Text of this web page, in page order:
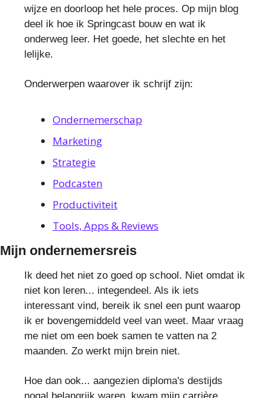
wijze en doorloop het hele proces. Op mijn blog
deel ik hoe ik Springcast bouw en wat ik
onderweg leer. Het goede, het slechte en het
lelijke.
Onderwerpen waarover ik schrijf zijn:
Ondernemerschap
Marketing
Strategie
Podcasten
Productiviteit
Tools, Apps & Reviews
Mijn ondernemersreis
Ik deed het niet zo goed op school. Niet omdat ik
niet kon leren... integendeel. Als ik iets
interessant vind, bereik ik snel een punt waarop
ik er bovengemiddeld veel van weet. Maar vraag
me niet om een boek samen te vatten na 2
maanden. Zo werkt mijn brein niet.
Hoe dan ook... aangezien diploma's destijds